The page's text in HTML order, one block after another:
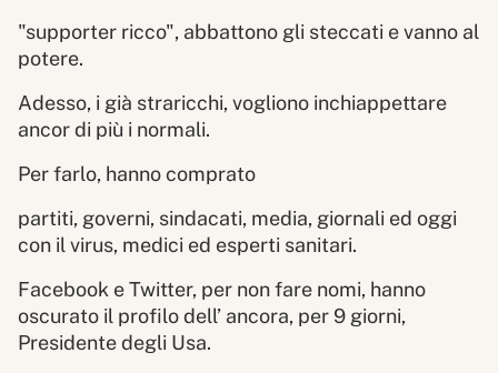
"supporter ricco", abbattono gli steccati e vanno al
potere.
Adesso, i già straricchi, vogliono inchiappettare
ancor di più i normali.
Per farlo, hanno comprato
partiti, governi, sindacati, media, giornali ed oggi
con il virus, medici ed esperti sanitari.
Facebook e Twitter, per non fare nomi, hanno
oscurato il profilo dell’ ancora, per 9 giorni,
Presidente degli Usa.